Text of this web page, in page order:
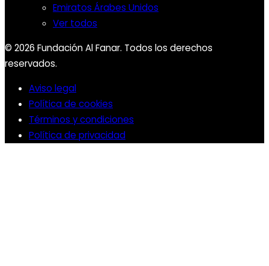
Emiratos Árabes Unidos
Ver todos
© 2026 Fundación Al Fanar. Todos los derechos
reservados.
Aviso legal
Política de cookies
Términos y condiciones
Política de privacidad